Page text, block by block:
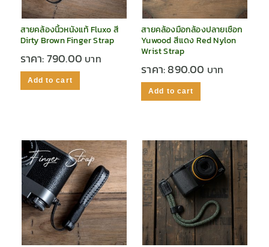
สายคล้องนิ้วหนังแท้ Fluxo สี
Dirty Brown Finger Strap
ราคา:790.00
Add to cart
สายคล้องมือกล้องปลายเชือก
Yuwood สีแดง Red Nylon
Wrist Strap
ราคา:890.00
Add to cart